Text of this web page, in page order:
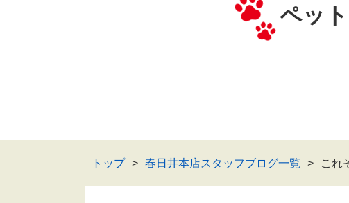
ペッ
トップ 春日井本店スタッフブログ一覧 これ